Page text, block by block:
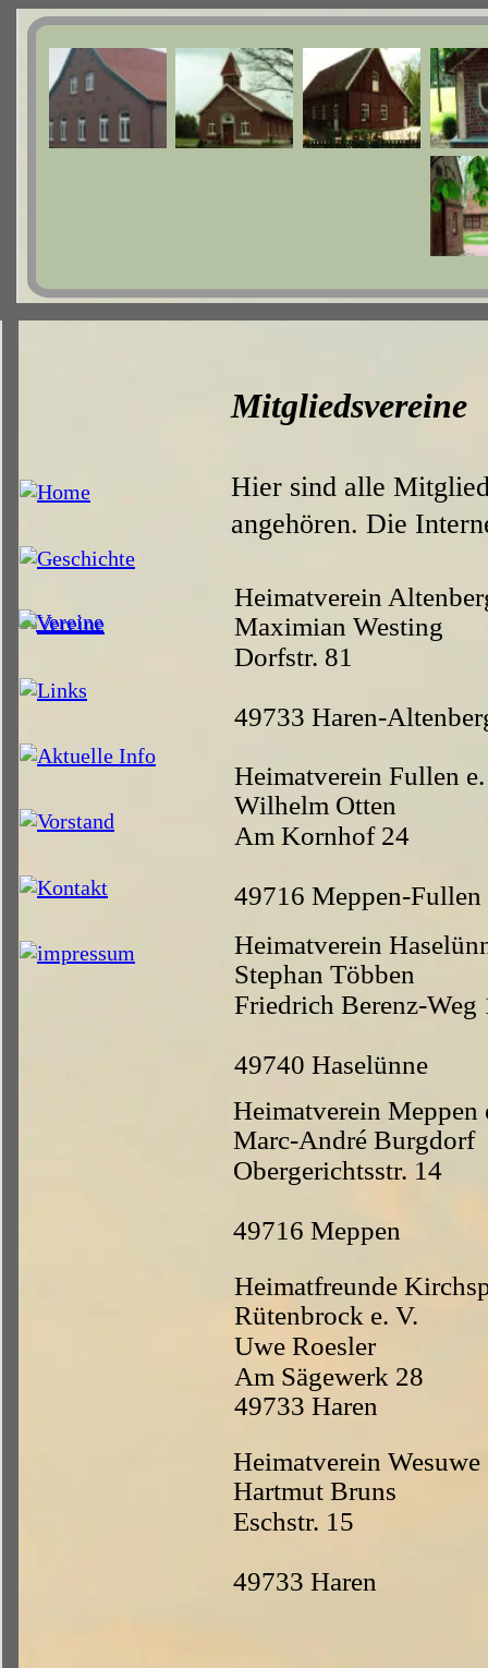
Mitgliedsvereine
Hier sind alle
angehören. Die
Heimatverein
Maximian Westing
Dorfstr. 81
49733 Haren-
Heimatverein Fullen
Wilhelm Otten
Am Kornhof 24
49716 Meppen-Fullen
Heimatverein
Stephan Többen
Friedrich Berenz-Weg
49740 Haselünne
Heimatverein Meppen
Marc-André Burgdorf
Obergerichtsstr. 14
49716 Meppen
Heimatverein Wesuwe
Hartmut Bruns
Eschstr. 15
49733 Haren
Heimatfreunde
Rütenbrock e. V.
Uwe Roesler
Am Sägewerk 28
49733 Haren